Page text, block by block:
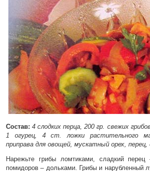
Состав:4 слодких перца, 200 гр. свежих
1 огурец, 4 ст. ложки растительного
приправа для овощей, мускатный орех, перец,
Нарежьте грибы ломтиками, сладкий перец
помидоров – дольками. Грибы и нарубленный